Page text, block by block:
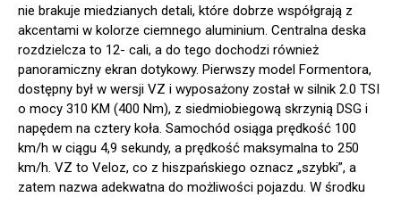
nie brakuje miedzianych detali, które dobrze współgrają z
akcentami w kolorze ciemnego aluminium. Centralna deska
rozdzielcza to 12- cali, a do tego dochodzi również
panoramiczny ekran dotykowy. Pierwszy model Formentora,
dostępny był w wersji VZ i wyposażony został w silnik 2.0 TSI
o mocy 310 KM (400 Nm), z siedmiobiegową skrzynią DSG i
napędem na cztery koła. Samochód osiąga prędkość 100
km/h w ciągu 4,9 sekundy, a prędkość maksymalna to 250
km/h. VZ to Veloz, co z hiszpańskiego oznacz „szybki”, a
zatem nazwa adekwatna do możliwości pojazdu. W środku